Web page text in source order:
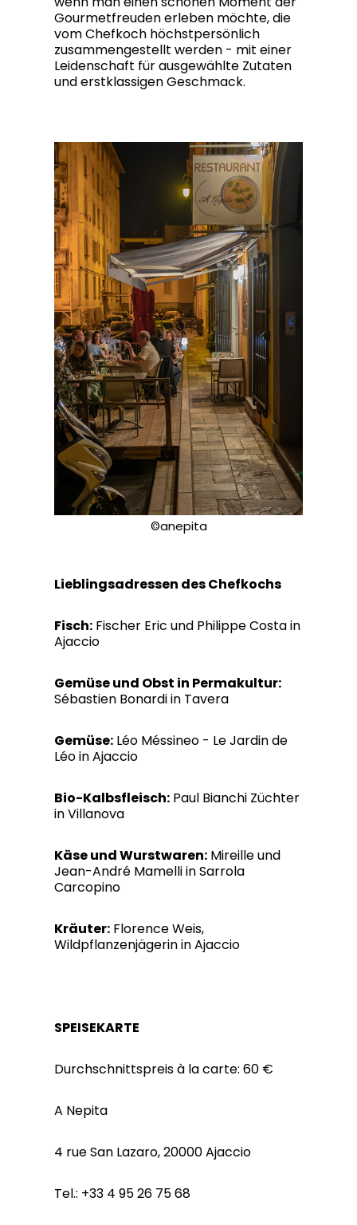
Gourmetfreuden erleben möchte, die
vom Chefkoch höchstpersönlich
zusammengestellt werden - mit einer
Leidenschaft für ausgewählte Zutaten
und erstklassigen Geschmack.
©anepita
Lieblingsadressen des Chefkochs
Fisch: Fischer Eric und Philippe Costa in
Ajaccio
Gemüse und Obst in Permakultur:
Sébastien Bonardi in Tavera
Gemüse: Léo Méssineo - Le Jardin de
Léo in Ajaccio
Bio-Kalbsfleisch: Paul Bianchi Züchter
in Villanova
Käse und Wurstwaren: Mireille und
Jean-André Mamelli in Sarrola
Carcopino
Kräuter: Florence Weis,
Wildpflanzenjägerin in Ajaccio
SPEISEKARTE
Durchschnittspreis à la carte: 60 €
A Nepita
4 rue San Lazaro, 20000 Ajaccio
Tel.: +33 4 95 26 75 68